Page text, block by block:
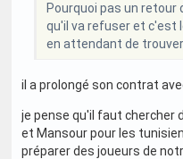
Pourquoi pas un retour
qu'il va refuser et c'est
en attendant de
il a prolongé son contrat
je pense qu'il faut chercher
et Mansour pour les
préparer des joueurs de